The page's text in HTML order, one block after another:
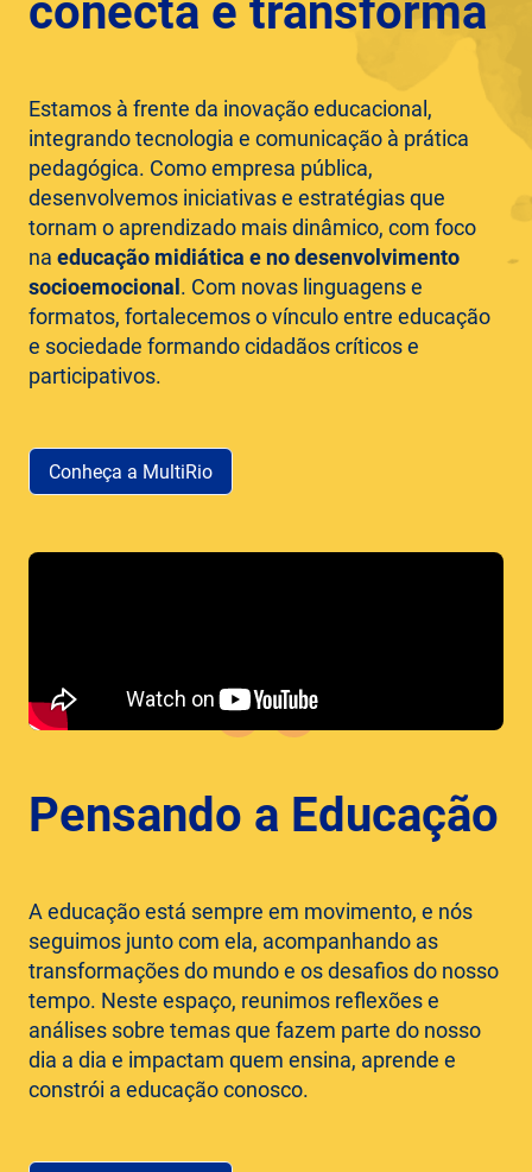
conecta e transforma
Estamos à frente da inovação educacional,
integrando tecnologia e comunicação à prática
pedagógica. Como empresa pública,
desenvolvemos iniciativas e estratégias que
tornam o aprendizado mais dinâmico, com foco
na educação midiática e no desenvolvimento
socioemocional . Com novas linguagens e
formatos, fortalecemos o vínculo entre educação
e sociedade formando cidadãos críticos e
participativos.
Conheça a MultiRio
Pensando a Educação
A educação está sempre em movimento, e nós
seguimos junto com ela, acompanhando as
transformações do mundo e os desafios do nosso
tempo. Neste espaço, reunimos reflexões e
análises sobre temas que fazem parte do nosso
dia a dia e impactam quem ensina, aprende e
constrói a educação conosco.